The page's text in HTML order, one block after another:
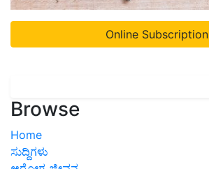
Online Subscription
Browse
Home
ಸುದ್ದಿಗಳು